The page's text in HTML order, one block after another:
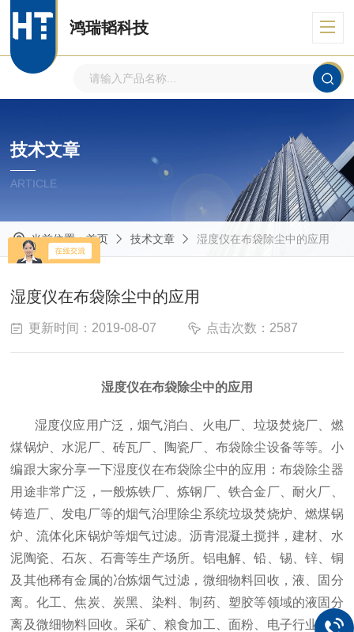
鸿瑞韬科技
技术文章
ARTICLE
当前位置：首页 技术文章 湿度仪在布袋除尘中的应用
湿度仪在布袋除尘中的应用
更新时间：2019-08-07 点击次数：2587
湿度仪在布袋除尘中的应用
湿度仪应用广泛，烟气消白、火电厂、垃圾焚烧厂、燃
煤锅炉、水泥厂、砖瓦厂、陶瓷厂、布袋除尘设备等等。小
编跟大家分享一下湿度仪在布袋除尘中的应用：布袋除尘器
用途非常广泛，一般炼铁厂、炼钢厂、铁合金厂、耐火厂、
铸造厂、发电厂等的烟气治理除尘系统垃圾焚烧炉、燃煤锅
炉、流体化床锅炉等烟气过滤。沥青混凝土搅拌，建材、水
泥陶瓷、石灰、石膏等生产场所。铝电解、铅、锡、锌、铜
及其他稀有金属的冶炼烟气过滤，微细物料回收，液、固分
离。化工、焦炭、炭黑、染料、制药、塑胶等领域的液固分
离及微细物料回收。采矿、粮食加工、面粉、电子行业、木